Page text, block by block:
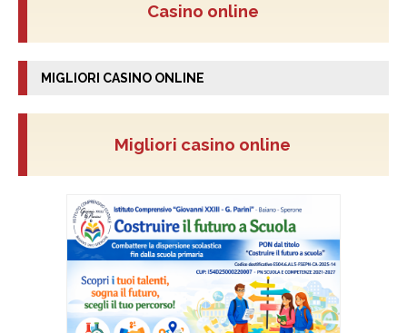
Casino online
MIGLIORI CASINO ONLINE
Migliori casino online